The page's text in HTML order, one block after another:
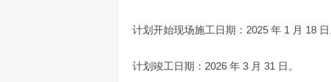
计划开始现场施工日期：2025 年 1 月 18 日
计划竣工日期：2026 年 3 月 31 日。